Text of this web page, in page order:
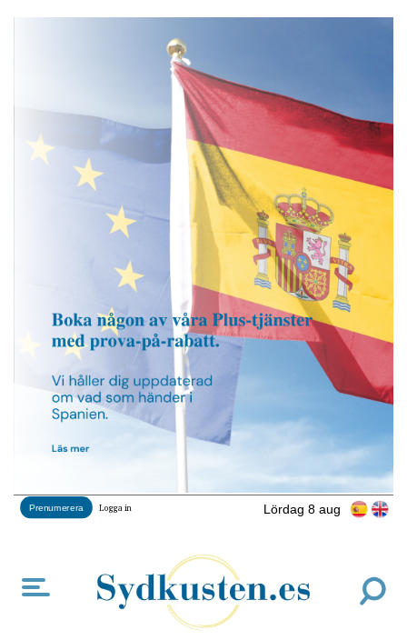
Lördag 8 aug
Prenumerera Logga in